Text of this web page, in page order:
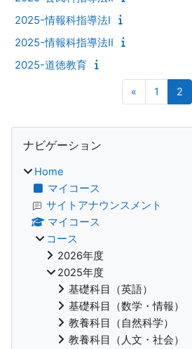
2025-情報科指導法Ⅰ
2025-情報科指導法II
2025-道徳教育
« 前のページ
1 ページ 1
2
ブロック
ナビゲーション
Home
マイコース
サイトアナウンスメント
マイコース
コース
2026年度
2025年度
基礎科目（英語）
基礎科目（数学・情報）
教養科目（自然科学）
教養科目（人文・社会）